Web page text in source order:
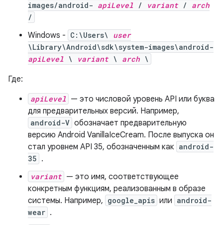
images/android- apiLevel / variant / arch
/
Windows - C:\Users\ user
\Library\Android\sdk\system-images\android-
apiLevel \ variant \ arch \
Где:
apiLevel — это числовой уровень API или буква
для предварительных версий. Например,
android-V обозначает предварительную
версию Android VanillaIceCream. После выпуска он
стал уровнем API 35, обозначенным как android-
35 .
variant — это имя, соответствующее
конкретным функциям, реализованным в образе
системы. Например, google_apis или android-
wear .